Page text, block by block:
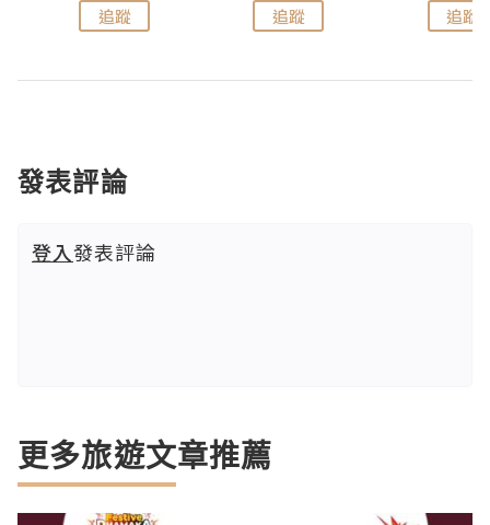
追蹤 追蹤 追蹤
發表評論
登入發表評論
更多旅遊文章推薦